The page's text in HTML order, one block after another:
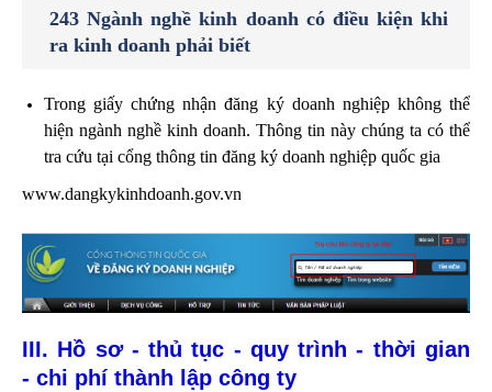
243 Ngành nghề kinh doanh có điều kiện khi
ra kinh doanh phải biết
Trong giấy chứng nhận đăng ký doanh nghiệp không thể
hiện ngành nghề kinh doanh. Thông tin này chúng ta có thể
tra cứu tại cổng thông tin đăng ký doanh nghiệp quốc gia
www.dangkykinhdoanh.gov.vn
III. Hồ sơ - thủ tục - quy trình - thời gian
- chi phí thành lập công ty